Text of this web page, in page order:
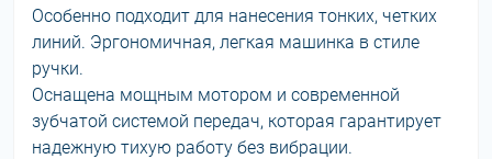
Особенно подходит для нанесения тонких, четких
линий. Эргономичная, легкая машинка в стиле
ручки.
Оснащена мощным мотором и современной
зубчатой системой передач, которая гарантирует
надежную тихую работу без вибрации.